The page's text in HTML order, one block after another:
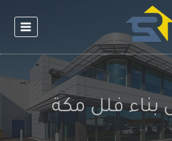
بناء فلل مكة